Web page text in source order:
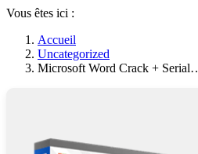
Vous êtes ici :
Accueil
Uncategorized
Microsoft Word Crack +